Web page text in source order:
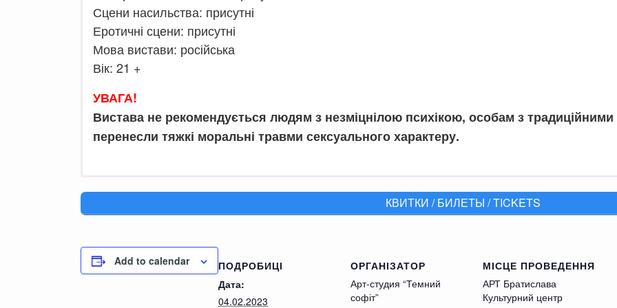
Сцени насильства: присутні
Еротичні сцени: присутні
Мова вистави: російська
Вік: 21 +
УВАГА!
Вистава не рекомендується людям з незміцнілою психікою, особам з
перенесли тяжкі моральні травми сексуального характеру.
Историческая, драматическая комедия, о любви и
взрослых.
Коле по наследству досталась карта, а там схема, где копать. Но откапывает он не
она и как ее оживить? Помните сказку о «спящей красавице»? Только теперь это не
моменты, закулисные интриги, любовь и страдания. Все в лучших традициях театра
КВИТКИ / БИЛЕТЫ / TICKETS
Add to calendar
ПОДРОБИЦІ
Дата:
04.02.2023
ОРГАНІЗАТОР
Арт-студия “Темний
софіт”
МІСЦЕ ПРОВЕДЕННЯ
АРТ Братислава
Культурний центр